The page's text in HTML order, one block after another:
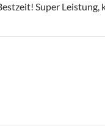
Super Leistung,